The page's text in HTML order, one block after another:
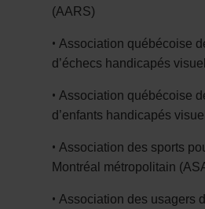
(AARS)
• Association québécoise
d’échecs handicapés
• Association québécoise
d’enfants handicapés
• Association des sports
Montréal métropolitain
• Association des usagers